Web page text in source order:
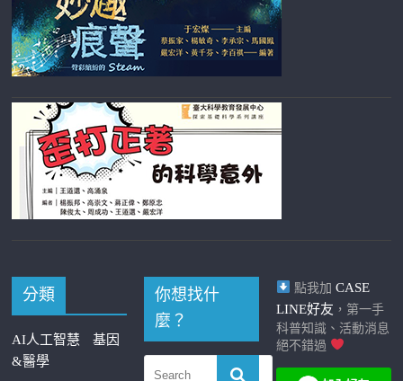
分類
AI人工智慧
基因
&醫學
你想找什
麼？
點我加 CASE
LINE好友 ，第一手
科普知識、活動消息
絕不錯過